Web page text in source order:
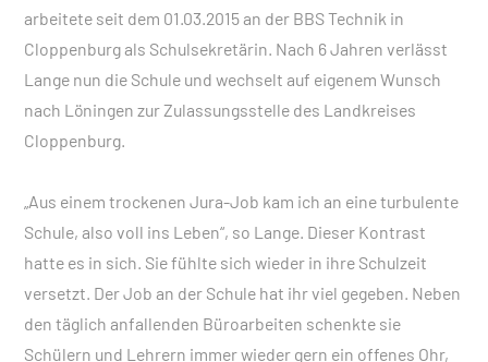
arbeitete seit dem 01.03.2015 an der BBS Technik in
Cloppenburg als Schulsekretärin. Nach 6 Jahren verlässt
Lange nun die Schule und wechselt auf eigenem Wunsch
nach Löningen zur Zulassungsstelle des Landkreises
Cloppenburg.
„Aus einem trockenen Jura-Job kam ich an eine turbulente
Schule, also voll ins Leben“, so Lange. Dieser Kontrast
hatte es in sich. Sie fühlte sich wieder in ihre Schulzeit
versetzt. Der Job an der Schule hat ihr viel gegeben. Neben
den täglich anfallenden Büroarbeiten schenkte sie
Schülern und Lehrern immer wieder gern ein offenes Ohr,